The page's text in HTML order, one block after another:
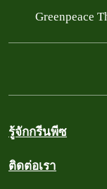
Greenpeace
รู้จักกรีนพีซ
ติดต่อเรา